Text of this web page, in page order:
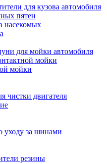
для кузова автомобиля
пятен
насекомых
для мойки автомобиля
мойки
мойки
чистки двигателя
уходу за шинами
резины